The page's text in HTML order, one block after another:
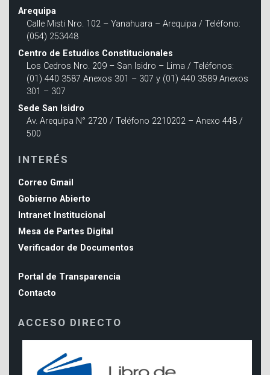
Arequipa
Calle Misti Nro. 102 – Yanahuara – Arequipa / Teléfono:
(054) 253448
Centro de Estudios Constitucionales
Los Cedros Nro. 209 – San Isidro – Lima / Teléfonos:
(01) 440 3587 Anexos 301 – 307 y (01) 440 3589 Anexos
301 – 307
Sede San Isidro
Av. Arequipa N° 2720 / Teléfono 2210202 – Anexo 448 /
500
INTERÉS
Correo Gmail
Gobierno Abierto
Intranet Institucional
Mesa de Partes Digital
Verificador de Documentos
Portal de Transparencia
Contacto
ACCESO DIRECTO